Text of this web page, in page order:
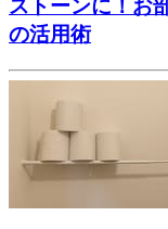
ストーンに！お
の活用術